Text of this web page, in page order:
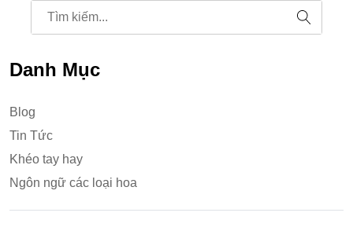
Danh Mục
Blog
Tin Tức
Khéo tay hay
Ngôn ngữ các loại hoa